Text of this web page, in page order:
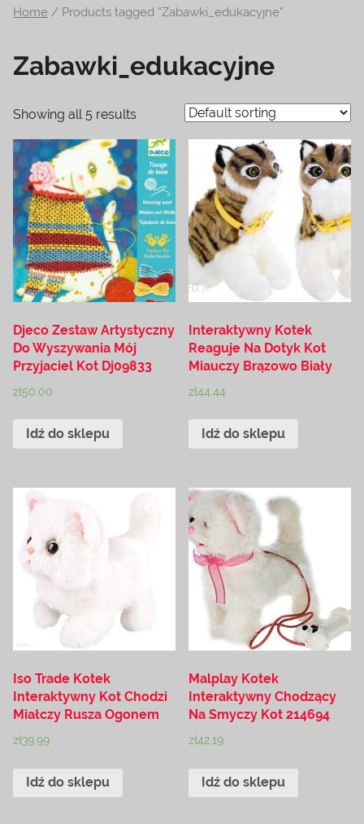
na
terrarystyki
i
Zapraszamy!
Home / Products tagged “Zabawki_edukacyjne”
Zabawki_edukacyjne
Showing all 5 results
Djeco Zestaw Artystyczny
Do Wyszywania Mój
Przyjaciel Kot Dj09833
zł50.00
Idź do sklepu
Interaktywny Kotek
Reaguje Na Dotyk Kot
Miauczy Brązowo Biały
zł44.44
Idź do sklepu
Iso Trade Kotek
Interaktywny Kot Chodzi
Miałczy Rusza Ogonem
zł39.99
Idź do sklepu
Malplay Kotek
Interaktywny Chodzący
Na Smyczy Kot 214694
zł42.19
Idź do sklepu